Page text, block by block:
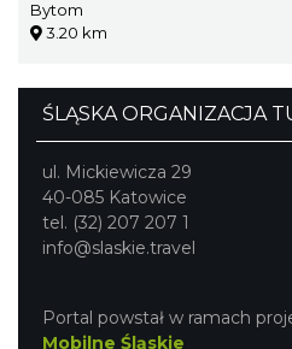
Bytom
3.20 km
ŚLĄSKA ORGANIZACJA
ul. Mickiewicza 29
40-085 Katowice
tel. (32) 207 207 1
info@slaskie.travel
Portal powstał w ramach
Mobilne Śląskie